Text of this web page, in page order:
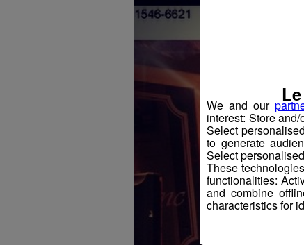
We and our
interest: Store
Select
to generate
Select
These
functionalities:
and combine
characteristics for